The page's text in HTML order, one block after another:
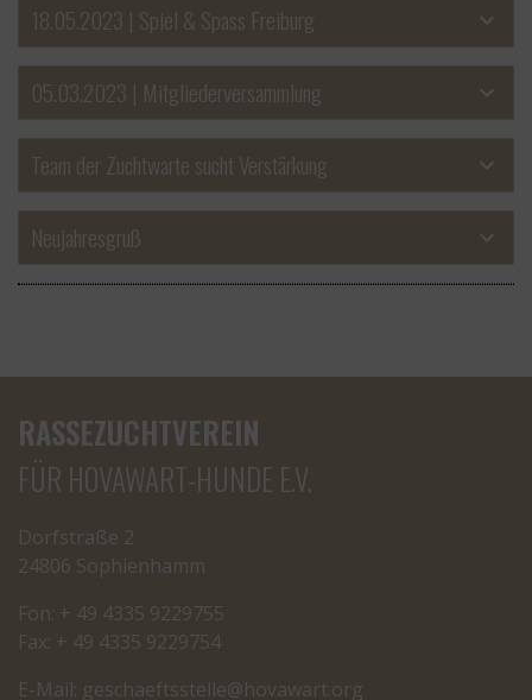
18.05.2023 | Spiel & Spass Freiburg
05.03.2023 | Mitgliederversammlung
Team der Zuchtwarte sucht Verstärkung
Neujahresgruß
RASSEZUCHTVEREIN
FÜR HOVAWART-HUNDE E.V.
Dorfstraße 2
24806 Sophienhamm
Fon: + 49 4335 9229755
Fax: + 49 4335 9229754
E-Mail:
gro.t
rawav
oh@el
letss
tfeah
cseg